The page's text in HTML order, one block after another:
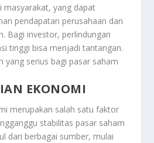
masyarakat, yang dapat
pendapatan perusahaan dan
Bagi investor, perlindungan
tinggi bisa menjadi tantangan.
yang serius bagi pasar saham
EKONOMI
merupakan salah satu faktor
stabilitas pasar saham
dari berbagai sumber, mulai